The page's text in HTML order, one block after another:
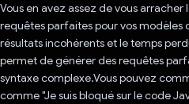
Vous en avez assez de vous arracher
requêtes parfaites pour vos modèles
résultats incohérents et le temps
permet de générer des requêtes
syntaxe complexe.Vous pouvez
comme "Je suis bloqué sur le code